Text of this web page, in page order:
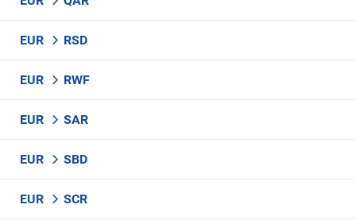
EUR RSD
EUR RWF
EUR SAR
EUR SBD
EUR SCR